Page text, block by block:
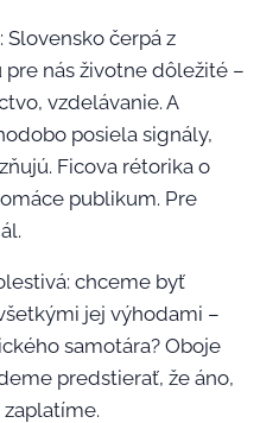
Slovensko čerpá z
nás životne dôležité –
vzdelávanie. A
posiela signály,
Ficova rétorika o
publikum. Pre
chceme byť
jej výhodami –
samotára? Oboje
predstierať, že áno,